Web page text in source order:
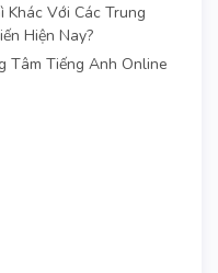
Khác Với Các Trung
Hiện Nay?
Tâm Tiếng Anh Online